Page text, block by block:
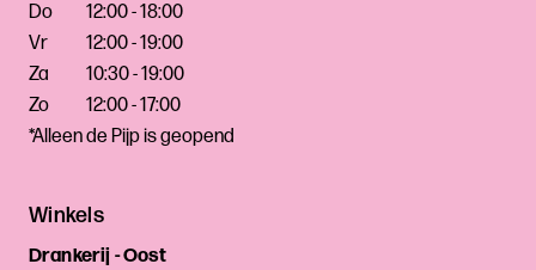
Do
12:00 - 18:00
Vr
12:00 - 19:00
Za
10:30 - 19:00
Zo
12:00 - 17:00
*Alleen de Pijp is geopend
Winkels
Drankerij - Oost